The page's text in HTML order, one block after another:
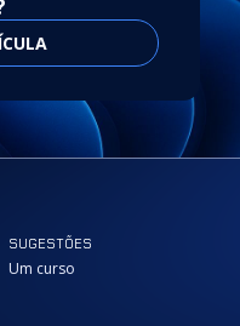
SUGESTÕES
Um curso